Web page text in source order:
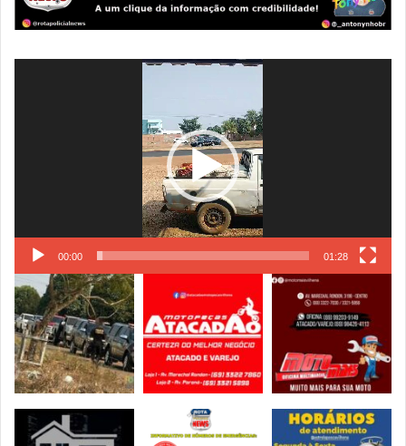
00:00 01:28